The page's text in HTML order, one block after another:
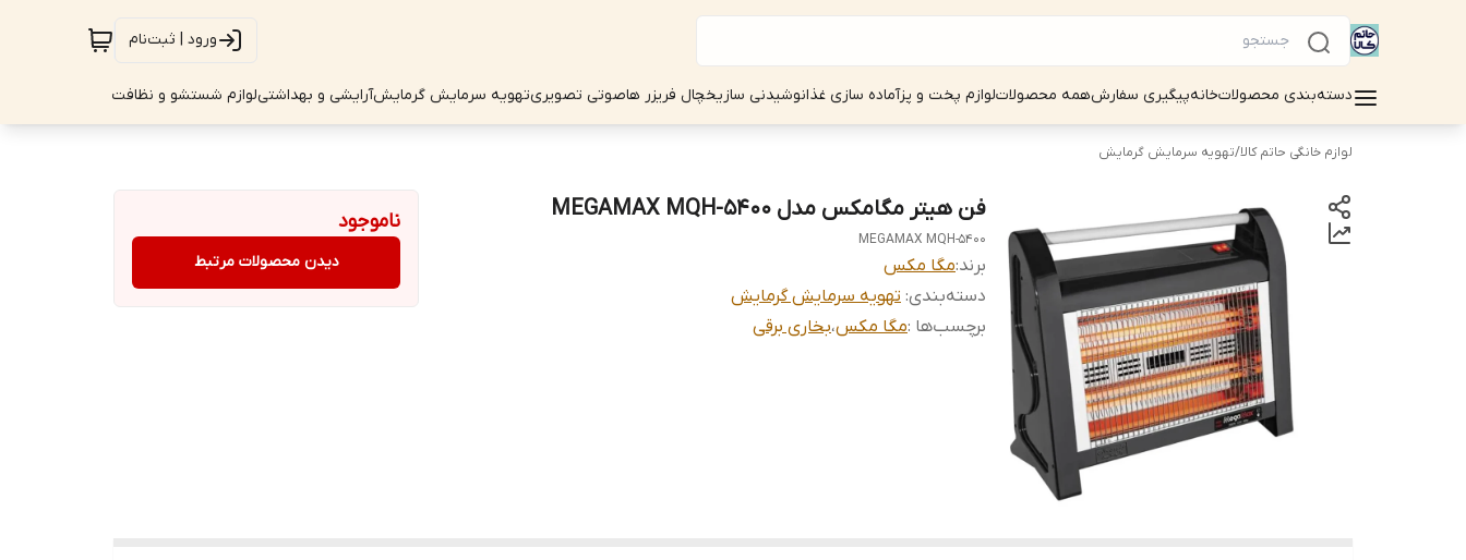
ورود | ثبت‌نام
دسته‌بندی محصولاتخانهپیگیری سفارشهمه محصولاتلوازم پخت و پزآماده سازی غذانوشیدنی سازیخچال فریزر هاصوتی تصویریتهویه سرمایش گرمایشآرایشی و بهداشتیلوازم شستشو و نظافت
لوازم خانگی حاتم کالا/تهویه سرمایش گرمایش
فن هیتر مگامکس مدل MEGAMAX MQH-5400
MEGAMAX MQH-5400
برند:مگا مکس
دسته‌بندی: تهویه سرمایش گرمایش
برچسب‌ها :مگا مکس،بخاری برقی
ناموجود
دیدن محصولات مرتبط